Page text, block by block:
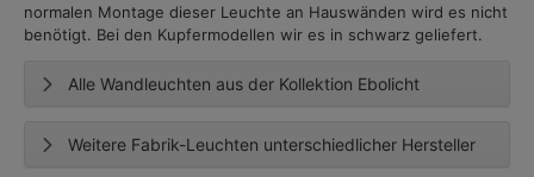
normalen Montage dieser Leuchte an Hauswänden wird es nicht
benötigt. Bei den Kupfermodellen wir es in schwarz geliefert.
Alle Wandleuchten aus der Kollektion Ebolicht
Weitere Fabrik-Leuchten unterschiedlicher Hersteller